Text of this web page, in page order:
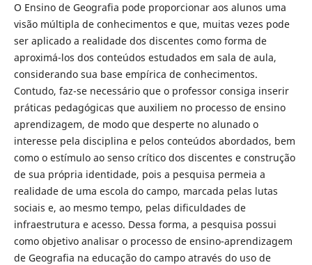
O Ensino de Geografia pode proporcionar aos alunos uma
visão múltipla de conhecimentos e que, muitas vezes pode
ser aplicado a realidade dos discentes como forma de
aproximá-los dos conteúdos estudados em sala de aula,
considerando sua base empírica de conhecimentos.
Contudo, faz-se necessário que o professor consiga inserir
práticas pedagógicas que auxiliem no processo de ensino
aprendizagem, de modo que desperte no alunado o
interesse pela disciplina e pelos conteúdos abordados, bem
como o estímulo ao senso crítico dos discentes e construção
de sua própria identidade, pois a pesquisa permeia a
realidade de uma escola do campo, marcada pelas lutas
sociais e, ao mesmo tempo, pelas dificuldades de
infraestrutura e acesso. Dessa forma, a pesquisa possui
como objetivo analisar o processo de ensino-aprendizagem
de Geografia na educação do campo através do uso de